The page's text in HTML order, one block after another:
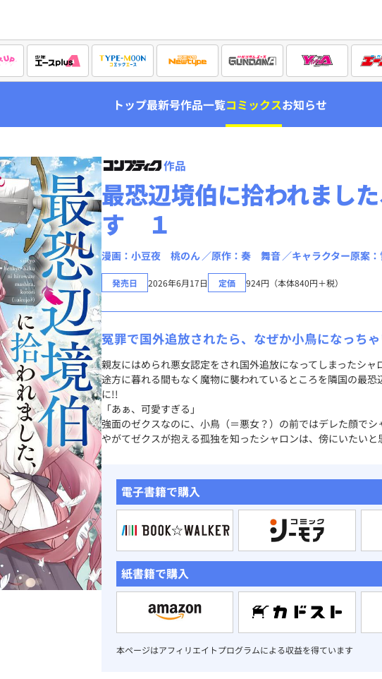
トップ最新号作品一覧コミックスお知らせ
作品
最恐辺境伯に拾われまし
す １
漫画：小豆夜 桃のん 原作：奏 舞音 キャラクター原案
発売日 2026年6月17日 定価 924円（本体840円＋税）
冤罪で国外追放されたら、なぜか小鳥になっち
親友にはめられ悪女認定をされ国外追放になってしまったシャ
途方に暮れる間もなく魔物に襲われているところを隣国の最
に!!
「あぁ、可愛すぎる」
強面のゼクスなのに、小鳥（＝悪女？）の前ではデレた顔で
やがてゼクスが抱える孤独を知ったシャロンは、傍にいたい
電子書籍で購入
紙書籍で購入
本ページはアフィリエイトプログラムによる収益を得ています